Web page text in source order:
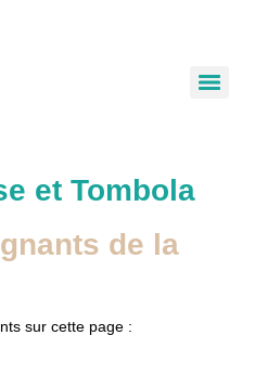
et Tombola
de la
sur cette page :